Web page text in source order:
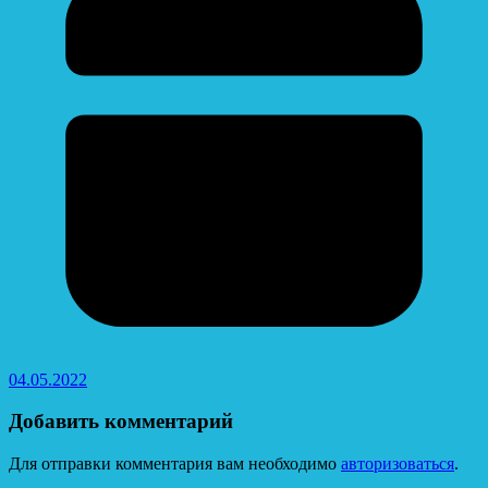
04.05.2022
Добавить комментарий
Для отправки комментария вам необходимо авторизоваться.